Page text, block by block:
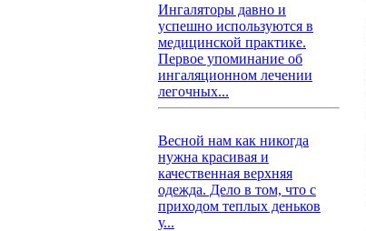
Ингаляторы давно и
успешно используются в
медицинской практике.
Первое упоминание об
ингаляционном лечении
легочных...
Весной нам как никогда
нужна красивая и
качественная верхняя
одежда. Дело в том, что с
приходом теплых деньков
у...